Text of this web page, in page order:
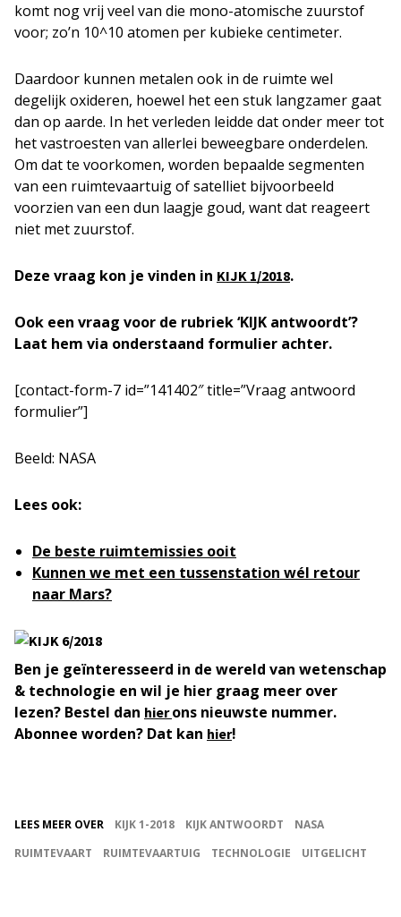
komt nog vrij veel van die mono-atomische zuurstof
voor; zo’n 10^10 atomen per kubieke centimeter.
Daardoor kunnen metalen ook in de ruimte wel
degelijk oxideren, hoewel het een stuk langzamer gaat
dan op aarde. In het verleden leidde dat onder meer tot
het vastroesten van allerlei beweegbare onderdelen.
Om dat te voorkomen, worden bepaalde segmenten
van een ruimtevaartuig of satelliet bijvoorbeeld
voorzien van een dun laagje goud, want dat reageert
niet met zuurstof.
Deze vraag kon je vinden in KIJK 1/2018.
Ook een vraag voor de rubriek ‘KIJK antwoordt’?
Laat hem via onderstaand formulier achter.
[contact-form-7 id=”141402″ title=”Vraag antwoord
formulier”]
Beeld: NASA
Lees ook:
De beste ruimtemissies ooit
Kunnen we met een tussenstation wél retour
naar Mars?
Ben je geïnteresseerd in de wereld van wetenschap
& technologie en wil je hier graag meer over
lezen? Bestel dan hierons nieuwste nummer.
Abonnee worden? Dat kan hier!
LEES MEER OVER KIJK 1-2018 KIJK ANTWOORDT
NASA
RUIMTEVAART
RUIMTEVAARTUIG TECHNOLOGIE UITGELICHT